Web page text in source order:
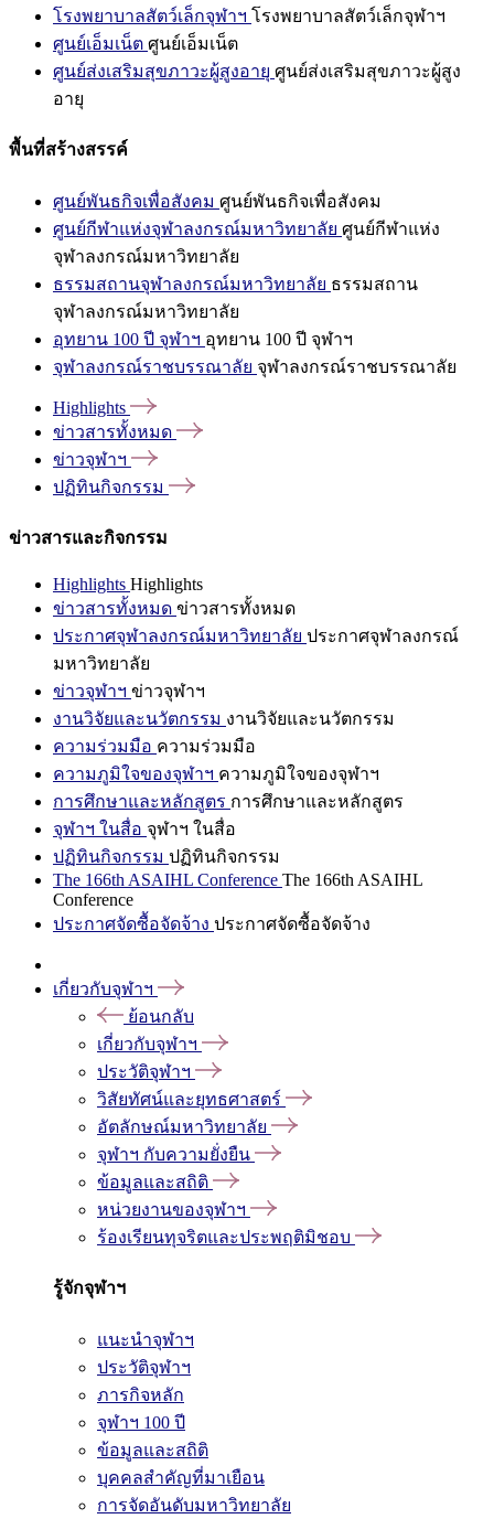
โรงพยาบาลสัตว์เล็กจุฬาฯ โรงพยาบาลสัตว์เล็กจุฬาฯ
ศูนย์เอ็มเน็ต ศูนย์เอ็มเน็ต
ศูนย์ส่งเสริมสุขภาวะผู้สูงอายุ ศูนย์ส่งเสริมสุขภาวะผู้สูง
อายุ
พื้นที่สร้างสรรค์
ศูนย์พันธกิจเพื่อสังคม ศูนย์พันธกิจเพื่อสังคม
ศูนย์กีฬาแห่งจุฬาลงกรณ์มหาวิทยาลัย ศูนย์กีฬาแห่ง
จุฬาลงกรณ์มหาวิทยาลัย
ธรรมสถานจุฬาลงกรณ์มหาวิทยาลัย ธรรมสถาน
จุฬาลงกรณ์มหาวิทยาลัย
อุทยาน 100 ปี จุฬาฯ อุทยาน 100 ปี จุฬาฯ
จุฬาลงกรณ์ราชบรรณาลัย จุฬาลงกรณ์ราชบรรณาลัย
Highlights
ข่าวสารทั้งหมด
ข่าวจุฬาฯ
ปฏิทินกิจกรรม
ข่าวสารและกิจกรรม
Highlights Highlights
ข่าวสารทั้งหมด ข่าวสารทั้งหมด
ประกาศจุฬาลงกรณ์มหาวิทยาลัย ประกาศจุฬาลงกรณ์
มหาวิทยาลัย
ข่าวจุฬาฯ ข่าวจุฬาฯ
งานวิจัยและนวัตกรรม งานวิจัยและนวัตกรรม
ความร่วมมือ ความร่วมมือ
ความภูมิใจของจุฬาฯ ความภูมิใจของจุฬาฯ
การศึกษาและหลักสูตร การศึกษาและหลักสูตร
จุฬาฯ ในสื่อ จุฬาฯ ในสื่อ
ปฏิทินกิจกรรม ปฏิทินกิจกรรม
The 166th ASAIHL Conference The 166th ASAIHL
Conference
ประกาศจัดซื้อจัดจ้าง ประกาศจัดซื้อจัดจ้าง
เกี่ยวกับจุฬาฯ
ย้อนกลับ
เกี่ยวกับจุฬาฯ
ประวัติจุฬาฯ
วิสัยทัศน์และยุทธศาสตร์
อัตลักษณ์มหาวิทยาลัย
จุฬาฯ กับความยั่งยืน
ข้อมูลและสถิติ
หน่วยงานของจุฬาฯ
ร้องเรียนทุจริตและประพฤติมิชอบ
รู้จักจุฬาฯ
แนะนำจุฬาฯ
ประวัติจุฬาฯ
ภารกิจหลัก
จุฬาฯ 100 ปี
ข้อมูลและสถิติ
บุคคลสำคัญที่มาเยือน
การจัดอันดับมหาวิทยาลัย